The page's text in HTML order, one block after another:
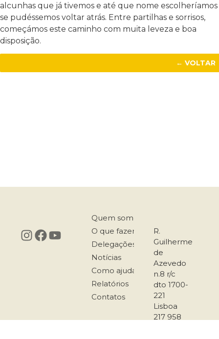
alcunhas que já tivemos e até que nome escolheríamos
se pudéssemos voltar atrás. Entre partilhas e sorrisos,
começámos este caminho com muita leveza e boa
disposição.
← VOLTAR
Quem somos
O que fazemos
Delegações
Notícias
Como ajudar
Relatórios
Contatos
R.
Guilherme
de
Azevedo
n.8 r/c
dto 1700-
221
Lisboa
217 958